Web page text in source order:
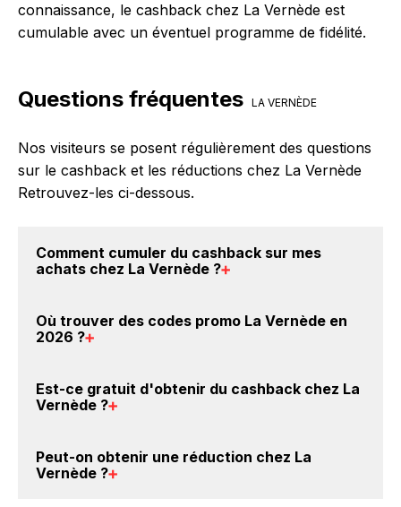
connaissance, le cashback chez La Vernède est
cumulable avec un éventuel programme de fidélité.
Questions fréquentes LA VERNÈDE
Nos visiteurs se posent régulièrement des questions
sur le cashback et les réductions chez La Vernède
Retrouvez-les ci-dessous.
Comment cumuler du cashback sur mes
achats chez La Vernède ?
Vernède : Créez votre compte sur BackBackBack et
dans votre cagnotte au plus tard 48h après votre
Où trouver des codes promo La Vernède en
2026 ?
promo chez La Vernède. Si descodes promo La
dans le paragraphe codes promo La Vernède.
Est-ce gratuit d'obtenir du cashback chez La
Vernède ?
compte gratuitement pour cumuler vos réductions
Peut-on obtenir une réduction chez La
Vernède ?